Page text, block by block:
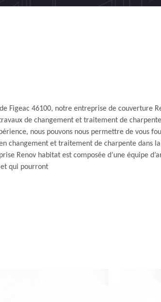
Figeac 46100, notre entreprise de couverture
de changement et traitement de
nous pouvons nous permettre de vous
changement et traitement de charpente dans
Renov habitat est composée d’une équipe
qui pourront